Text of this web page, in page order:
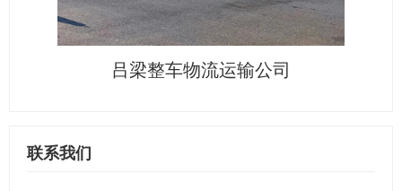
吕梁整车物流运输公司
联系我们